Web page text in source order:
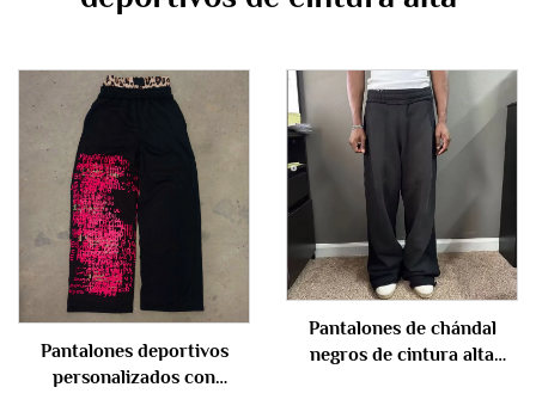
Pantalones deportivos
personalizados con
Pantalones de chándal
negros de cintura alta